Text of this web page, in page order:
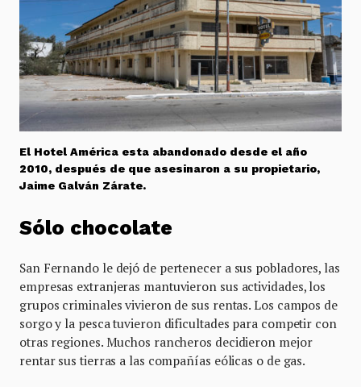
El Hotel América esta abandonado desde el año
2010, después de que asesinaron a su propietario,
Jaime Galván Zárate.
Sólo chocolate
San Fernando le dejó de pertenecer a sus pobladores, las
empresas extranjeras mantuvieron sus actividades, los
grupos criminales vivieron de sus rentas. Los campos de
sorgo y la pesca tuvieron dificultades para competir con
otras regiones. Muchos rancheros decidieron mejor
rentar sus tierras a las compañías eólicas o de gas.